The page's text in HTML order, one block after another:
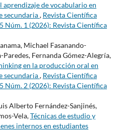
aprendizaje de vocabulario en
secundaria, Revista Científica
Núm. 1 (2026): Revista Científica
Michael Fasanando-
Fernanda Gómez-Alegría,
en la producción oral en
secundaria, Revista Científica
Núm. 2 (2026): Revista Científica
Alberto Fernández-Sanjinés,
Vela,Técnicas de estudio y
internos en estudiantes